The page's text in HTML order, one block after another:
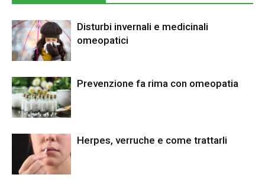
Disturbi invernali e medicinali
omeopatici
Prevenzione fa rima con omeopatia
Herpes, verruche e come trattarli